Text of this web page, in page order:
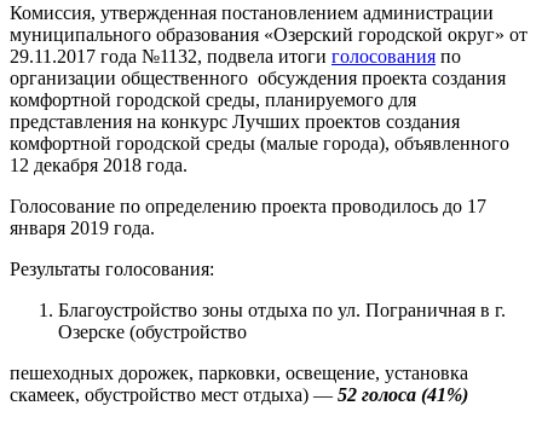
Комиссия, утвержденная постановлением администрации
муниципального образования «Озерский городской округ» от
29.11.2017 года №1132, подвела итоги голосования по
организации общественного обсуждения проекта создания
комфортной городской среды, планируемого для
представления на конкурс Лучших проектов создания
комфортной городской среды (малые города), объявленного
12 декабря 2018 года.
Голосование по определению проекта проводилось до 17
января 2019 года.
Результаты голосования:
Благоустройство зоны отдыха по ул. Пограничная в г.
Озерске (обустройство
пешеходных дорожек, парковки, освещение, установка
скамеек, обустройство мест отдыха) — 52 голоса (41%)